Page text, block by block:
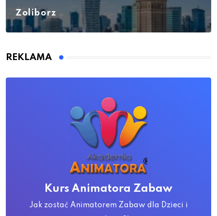
Żoliborz
REKLAMA
Kurs Animatora Zabaw
Jak zostać Animatorem Zabaw dla Dzieci i